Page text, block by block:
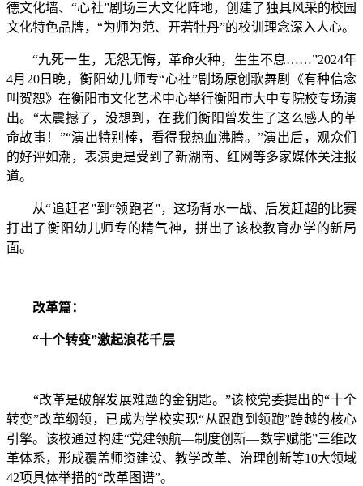
德文化墙、“心社”剧场三大文化阵地，创建了独具风采的校园
文化特色品牌，“为师为范、开若牡丹”的校训理念深入人心。
“九死一生，无怨无悔，革命火种，生生不息……”2024年
4月20日晚，衡阳幼儿师专“心社”剧场原创歌舞剧《有种信念
叫贺恕》在衡阳市文化艺术中心举行衡阳市大中专院校专场演
出。“太震撼了，没想到，在我们衡阳曾发生了这么感人的革
命故事！”“演出特别棒，看得我热血沸腾。”演出后，观众们
的好评如潮，表演更是受到了新湖南、红网等多家媒体关注报
道。
从“追赶者”到“领跑者”，这场背水一战、后发赶超的比赛
打出了衡阳幼儿师专的精气神，拼出了该校教育办学的新局
面。
改革篇：
“十个转变”激起浪花千层
“改革是破解发展难题的金钥匙。”该校党委提出的“十个
转变”改革纲领，已成为学校实现“从跟跑到领跑”跨越的核心
引擎‌。该校通过构建“党建领航—制度创新—数字赋能”三维改
革体系，形成覆盖师资建设、教学改革、治理创新等10大领域
42项具体举措的“改革图谱”‌。